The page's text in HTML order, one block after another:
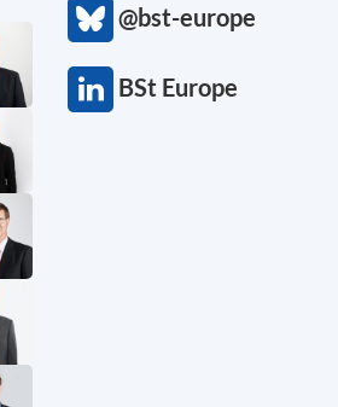
@bst-europe
BSt Europe